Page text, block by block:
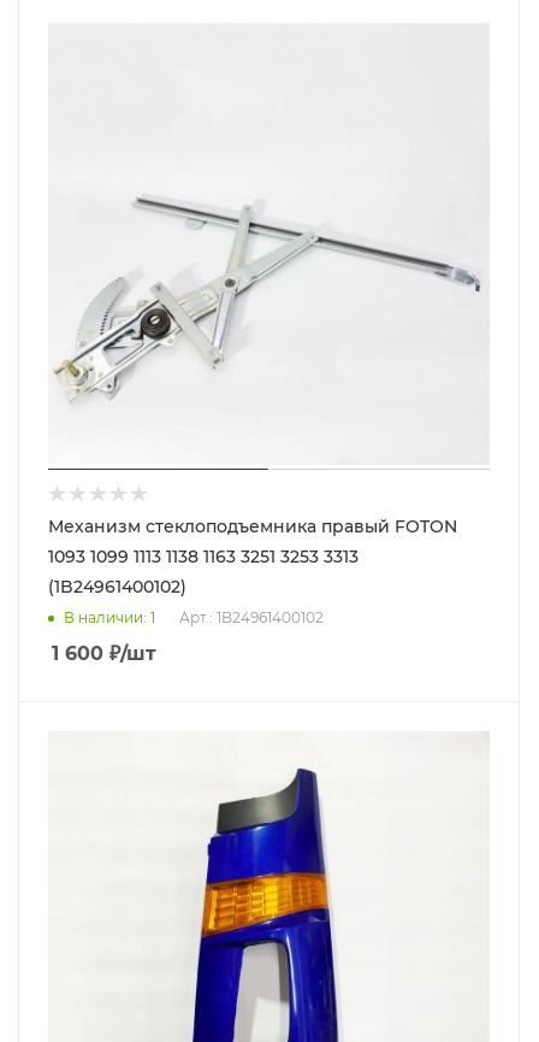
Механизм стеклоподъемника правый FOTON
1093 1099 1113 1138 1163 3251 3253 3313
(1B24961400102)
В наличии: 1 Арт.: 1B24961400102
1 600 ₽/шт